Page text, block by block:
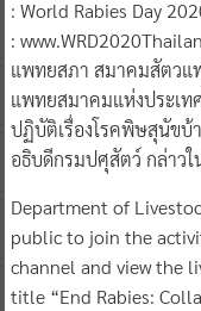
: World Rabies Day
:
แพทยสภา สมาคมสัตวแ
แพทยสมาคมแห่งประเท
ปฏิบัติเรื่องโรคพิษสุนัขบ้
อธิบดีกรมปศุสัตว์ กล่าว
​Department of
public to join the
channel and view the
title “End Rabies: